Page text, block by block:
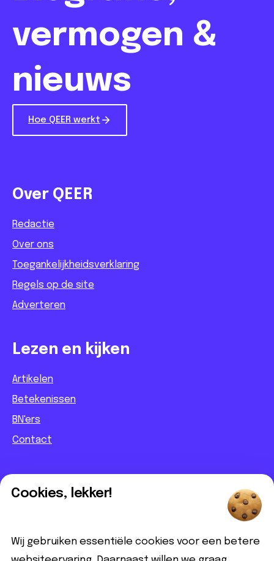
vermogen &
nieuws
Hoe QEER werkt
Over QEER
Redactie
Over ons
Toegankelijkheidsverklaring
Regels op de site
Adverteren
Lezen en kijken
Artikelen
Betekenissen
BN'ers
Contact
Informatief
Partnerbijdrage
Disclaimer
Cookies, lekker!
Wij gebruiken essentiële cookies voor een betere